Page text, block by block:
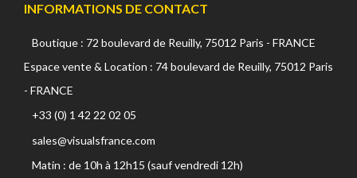
INFORMATIONS DE CONTACT
Boutique : 72 boulevard de Reuilly, 75012 Paris - FRANCE
Espace vente & Location : 74 boulevard de Reuilly, 75012 Paris
- FRANCE
+33 (0) 1 42 22 02 05
sales@visualsfrance.com
Matin : de 10h à 12h15 (sauf vendredi 12h)